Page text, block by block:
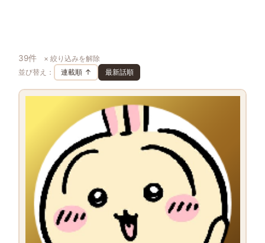
39件
× 絞り込みを解除
並び替え：
連載順 ↑ 最新話順